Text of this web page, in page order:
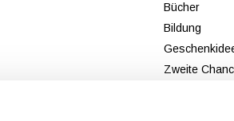
Bücher
Bildung
Zweite